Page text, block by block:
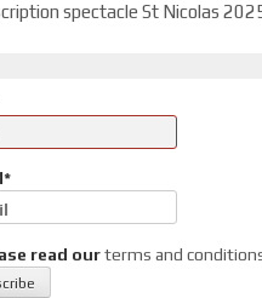
spectacle St Nicolas
read ourterms and